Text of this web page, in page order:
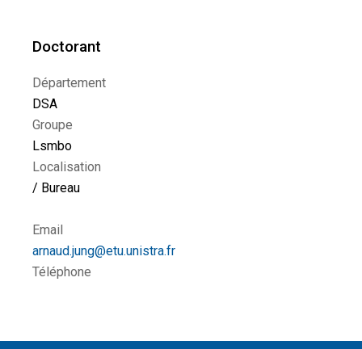
Doctorant
Département
DSA
Groupe
Lsmbo
Localisation
/ Bureau
Email
arnaud.jung@etu.unistra.fr
Téléphone